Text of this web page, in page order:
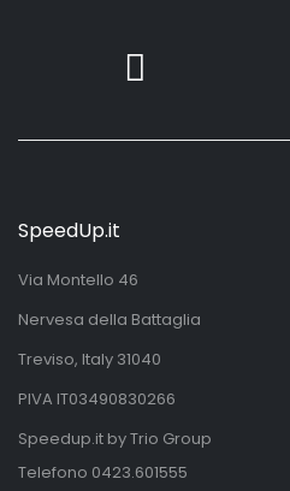
SpeedUp.it
Via Montello 46
Nervesa della Battaglia
Treviso, Italy 31040
PIVA IT03490830266
Speedup.it by Trio Group
Telefono 0423.601555